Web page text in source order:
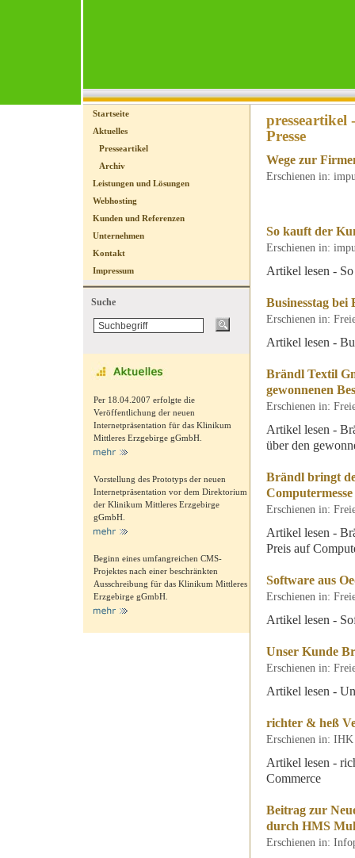
Startseite
Aktuelles
Presseartikel
Archiv
Leistungen und Lösungen
Webhosting
Kunden und Referenzen
Unternehmen
Kontakt
Impressum
Suche
Per 18.04.2007 erfolgte die
Veröffentlichung der neuen
Internetpräsentation für das Klinikum
Mittleres Erzgebirge gGmbH.
Vorstellung des Prototyps der neuen
Internetpräsentation vor dem Direktorium
der Klinikum Mittleres Erzgebirge
gGmbH.
Beginn eines umfangreichen CMS-
Projektes nach einer beschränkten
Ausschreibung für das Klinikum Mittleres
Erzgebirge gGmbH.
Presse
Wege zur
Erschienen in:
So kauft der
Erschienen in:
Artikel lesen -
Businesstag
Erschienen in:
Artikel lesen -
Brändl Textil
gewonnenen
Erschienen in:
Artikel lesen -
über den
Brändl bringt
Computermesse
Erschienen in:
Artikel lesen -
Preis auf
Software aus
Erschienen in:
Artikel lesen -
Unser Kunde
Erschienen in:
Artikel lesen -
richter & heß
Erschienen in: IHK
Artikel lesen -
Commerce
Beitrag zur
durch HMS
Erschienen in: